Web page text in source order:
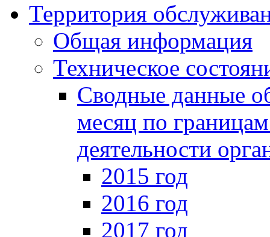
Территория
Общая информация
Техническое
Сводные данные
месяц по
деятельности
2015 год
2016 год
2017 год